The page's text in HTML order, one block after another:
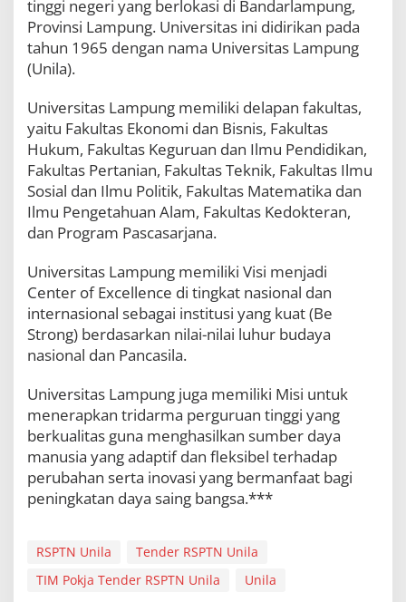
tinggi negeri yang berlokasi di Bandarlampung,
Provinsi Lampung. Universitas ini didirikan pada
tahun 1965 dengan nama Universitas Lampung
(Unila).
Universitas Lampung memiliki delapan fakultas,
yaitu Fakultas Ekonomi dan Bisnis, Fakultas
Hukum, Fakultas Keguruan dan Ilmu Pendidikan,
Fakultas Pertanian, Fakultas Teknik, Fakultas Ilmu
Sosial dan Ilmu Politik, Fakultas Matematika dan
Ilmu Pengetahuan Alam, Fakultas Kedokteran,
dan Program Pascasarjana.
Universitas Lampung memiliki Visi menjadi
Center of Excellence di tingkat nasional dan
internasional sebagai institusi yang kuat (Be
Strong) berdasarkan nilai-nilai luhur budaya
nasional dan Pancasila.
Universitas Lampung juga memiliki Misi untuk
menerapkan tridarma perguruan tinggi yang
berkualitas guna menghasilkan sumber daya
manusia yang adaptif dan fleksibel terhadap
perubahan serta inovasi yang bermanfaat bagi
peningkatan daya saing bangsa.***
RSPTN Unila
Tender RSPTN Unila
TIM Pokja Tender RSPTN Unila
Unila